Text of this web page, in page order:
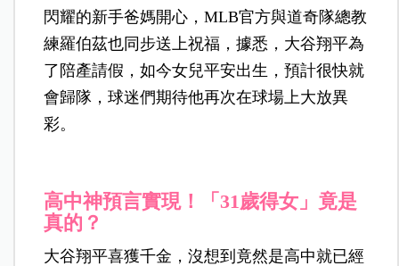
閃耀的新手爸媽開心，MLB官方與道奇隊總教
練羅伯茲也同步送上祝福，據悉，大谷翔平為
了陪產請假，如今女兒平安出生，預計很快就
會歸隊，球迷們期待他再次在球場上大放異
彩。
高中神預言實現！「31歲得女」竟是
真的？
大谷翔平喜獲千金，沒想到竟然是高中就已經